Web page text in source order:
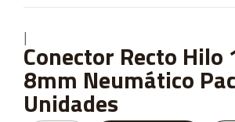
|
Conector Recto Hilo
8mm Neumático
Unidades